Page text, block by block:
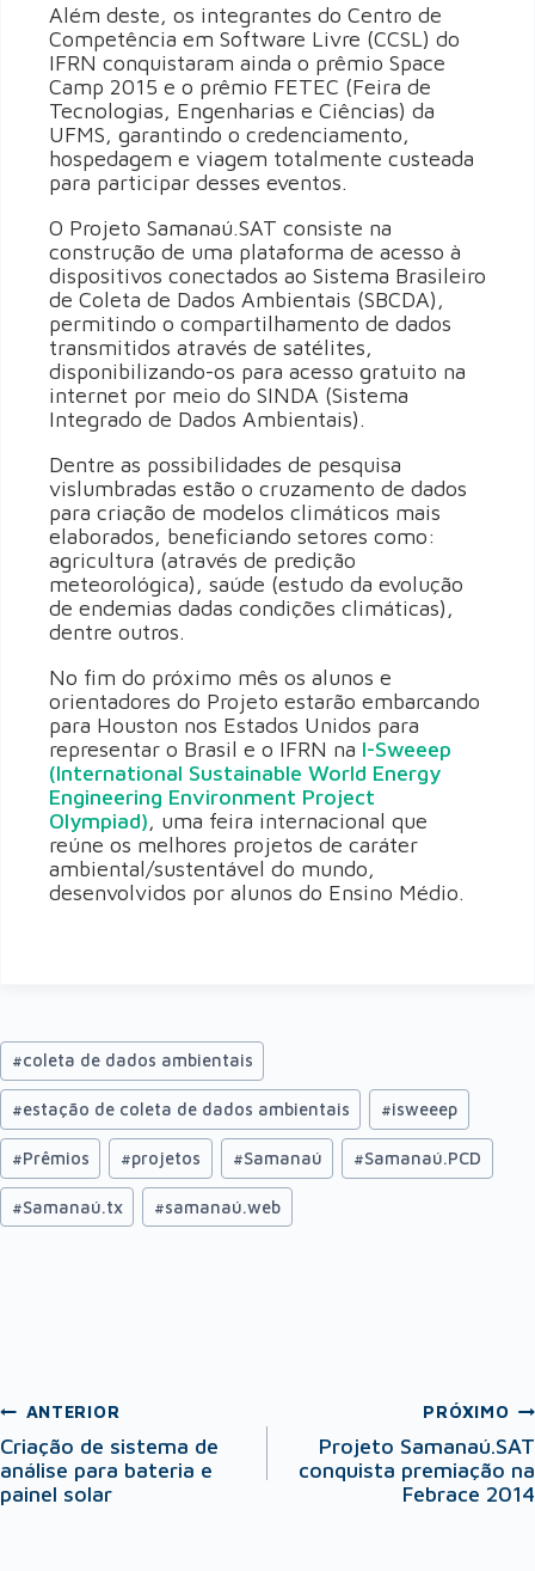
Além deste, os integrantes do Centro de
Competência em Software Livre (CCSL) do
IFRN conquistaram ainda o prêmio Space
Camp 2015 e o prêmio FETEC (Feira de
Tecnologias, Engenharias e Ciências) da
UFMS, garantindo o credenciamento,
hospedagem e viagem totalmente custeada
para participar desses eventos.
O Projeto Samanaú.SAT consiste na
construção de uma plataforma de acesso à
dispositivos conectados ao Sistema Brasileiro
de Coleta de Dados Ambientais (SBCDA),
permitindo o compartilhamento de dados
transmitidos através de satélites,
disponibilizando-os para acesso gratuito na
internet por meio do SINDA (Sistema
Integrado de Dados Ambientais).
Dentre as possibilidades de pesquisa
vislumbradas estão o cruzamento de dados
para criação de modelos climáticos mais
elaborados, beneficiando setores como:
agricultura (através de predição
meteorológica), saúde (estudo da evolução
de endemias dadas condições climáticas),
dentre outros.
No fim do próximo mês os alunos e
orientadores do Projeto estarão embarcando
para Houston nos Estados Unidos para
representar o Brasil e o IFRN na I-Sweeep
(International Sustainable World Energy
Engineering Environment Project
Olympiad), uma feira internacional que
reúne os melhores projetos de caráter
ambiental/sustentável do mundo,
desenvolvidos por alunos do Ensino Médio.
#coleta de dados ambientais
#estação de coleta de dados ambientais #isweeep
#Prêmios #projetos #Samanaú #Samanaú.PCD
#Samanaú.tx #samanaú.web
ANTERIOR
Criação de sistema de
análise para bateria e
painel solar
PRÓXIMO
Projeto Samanaú.SAT
conquista premiação na
Febrace 2014